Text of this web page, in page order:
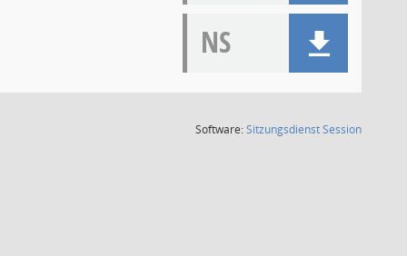
NS
Software:SitzungsdienstSession(Wird in